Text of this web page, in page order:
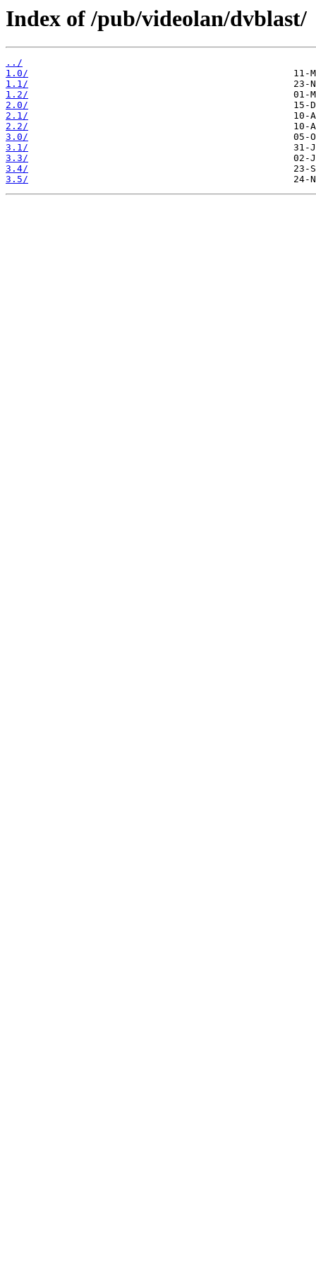
Index of /pub/videolan/dvblast/
../
1.0/
1.1/
1.2/
2.0/
2.1/
2.2/
3.0/
3.1/
3.3/
3.4/
3.5/